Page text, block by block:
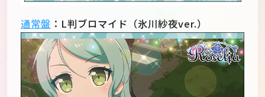
通常盤 ：L判ブロマイド（氷川紗夜ver.）